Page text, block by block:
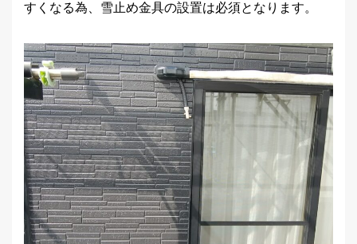
すくなる為、雪止め金具の設置は必須となります。